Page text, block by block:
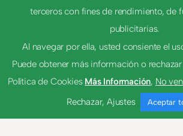
cabrestante
festonear
terceros con fines de rendimiento, de
publicitarias.
Al navegar por ella, usted consiente el
Puede obtener más información o
Política de Cookies Más Información, No
Rechazar, Ajustes Aceptar